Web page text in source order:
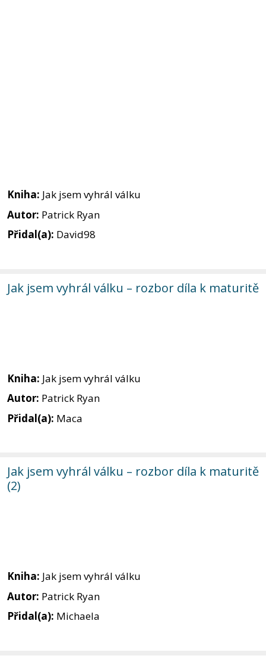
Kniha: Jak jsem vyhrál válku
Autor: Patrick Ryan
Přidal(a): David98
Jak jsem vyhrál válku – rozbor díla k maturitě
Kniha: Jak jsem vyhrál válku
Autor: Patrick Ryan
Přidal(a): Maca
Jak jsem vyhrál válku – rozbor díla k maturitě
(2)
Kniha: Jak jsem vyhrál válku
Autor: Patrick Ryan
Přidal(a): Michaela